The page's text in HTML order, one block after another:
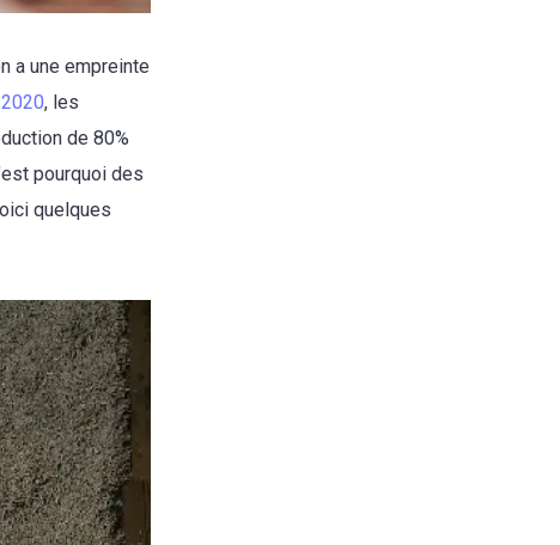
a une empreinte
, les
de 80%
pourquoi des
quelques